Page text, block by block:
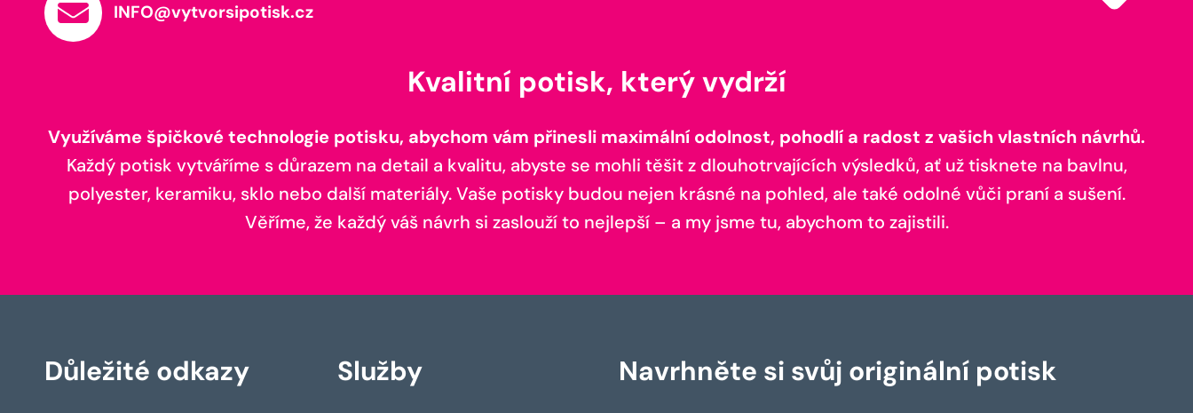
INFO@vytvorsipotisk.cz
Kvalitní potisk, který vydrží
Využíváme špičkové technologie potisku, abychom vám přinesli maximální odolnost, pohodlí a radost z vašich vlastních návrhů.
Každý potisk vytváříme s důrazem na detail a kvalitu, abyste se mohli těšit z dlouhotrvajících výsledků, ať už tisknete na bavlnu,
polyester, keramiku, sklo nebo další materiály. Vaše potisky budou nejen krásné na pohled, ale také odolné vůči praní a sušení.
Věříme, že každý váš návrh si zaslouží to nejlepší – a my jsme tu, abychom to zajistili.
Důležité odkazy Služby Navrhněte si svůj originální potisk